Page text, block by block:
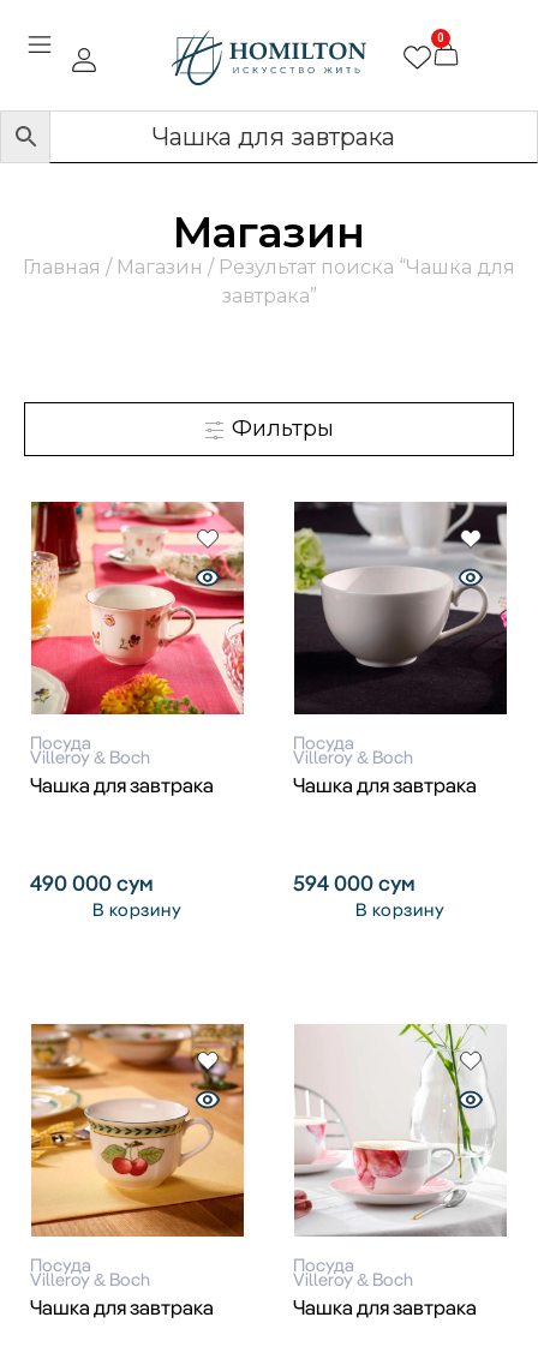
0
Магазин
Главная / Магазин / Результат поиска “Чашка для
завтрака”
Фильтры
Посуда
Villeroy & Boch
Чашка для завтрака
490 000сум
В корзину
Посуда
Villeroy & Boch
Чашка для завтрака
594 000сум
В корзину
Посуда
Villeroy & Boch
Чашка для завтрака
Посуда
Villeroy & Boch
Чашка для завтрака